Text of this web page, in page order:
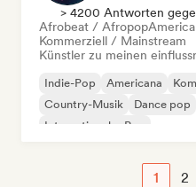
> 4200 Antworten
Afrobeat / Afropop
Kommerziell / Mainstream
Künstler zu meinen
Indie-Pop Americana
Country-Musik
Dance pop
Internationaler Pop
1 2